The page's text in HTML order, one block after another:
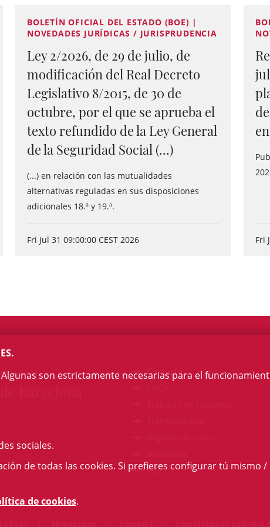
BOLETÍN OFICIAL DEL ESTADO (BOE) |
NOVEDADES JURÍDICAS / JURISPRUDENCIA
Ley 2/2026, de 29 de julio, de
modificación del Real Decreto
Legislativo 8/2015, de 30 de
octubre, por el que se aprueba el
texto refundido de la Ley General
de la Seguridad Social (...)
(...) en relación con las mutualidades
alternativas reguladas en sus disposiciones
adicionales 18.ª y 19.ª.
Fri Jul 31 09:00:00 CEST 2026 Fri
Contacto
GAJ
son estrictamente necesarias para el
sociales.
de todas las cookies. Si prefieres configurar tú mismo
de cookies.